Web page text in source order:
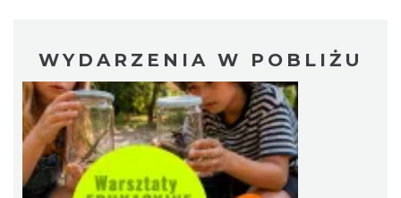
WYDARZENIA W POBLIŻU